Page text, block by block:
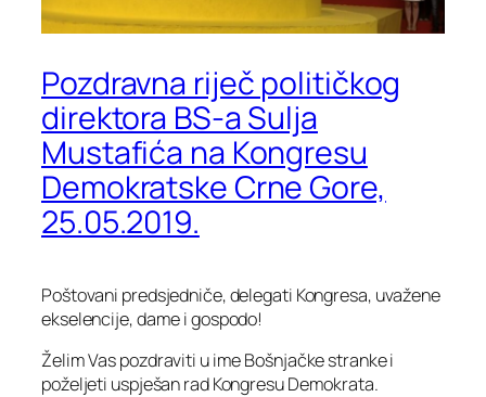
Pozdravna riječ političkog
direktora BS-a Sulja
Mustafića na Kongresu
Demokratske Crne Gore,
25.05.2019.
Poštovani predsjedniče, delegati Kongresa, uvažene
ekselencije, dame i gospodo!
Želim Vas pozdraviti u ime Bošnjačke stranke i
poželjeti uspješan rad Kongresu Demokrata.